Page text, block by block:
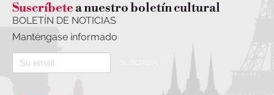
Suscríbete a nuestro boletín cultural
BOLETÍN DE NOTICIAS
Manténgase informado